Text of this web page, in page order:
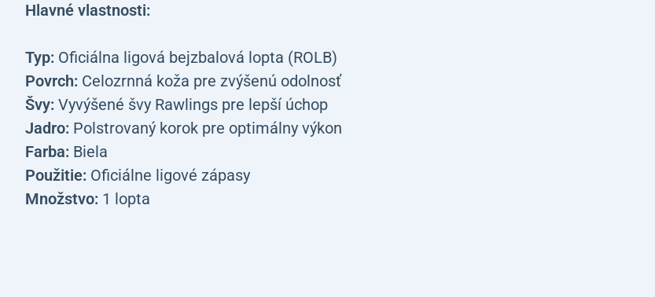
Hlavné vlastnosti:
Typ: Oficiálna ligová bejzbalová lopta (ROLB)
Povrch: Celozrnná koža pre zvýšenú odolnosť
Švy: Vyvýšené švy Rawlings pre lepší úchop
Jadro: Polstrovaný korok pre optimálny výkon
Farba: Biela
Použitie: Oficiálne ligové zápasy
Množstvo: 1 lopta